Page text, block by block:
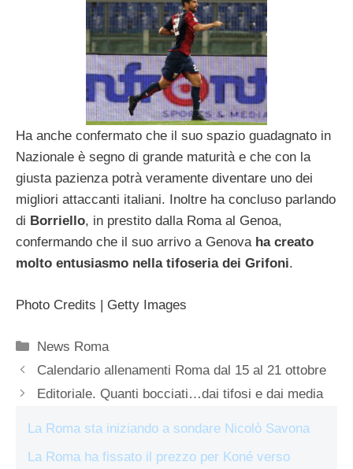
Ha anche confermato che il suo spazio guadagnato in
Nazionale è segno di grande maturità e che con la
giusta pazienza potrà veramente diventare uno dei
migliori attaccanti italiani. Inoltre ha concluso parlando
di Borriello, in prestito dalla Roma al Genoa,
confermando che il suo arrivo a Genova ha creato
molto entusiasmo nella tifoseria dei Grifoni.
Photo Credits | Getty Images
Categorie
News Roma
Calendario allenamenti Roma dal 15 al 21 ottobre
Editoriale. Quanti bocciati…dai tifosi e dai media
La Roma sta iniziando a sondare Nicolò Savona
La Roma ha fissato il prezzo per Koné verso